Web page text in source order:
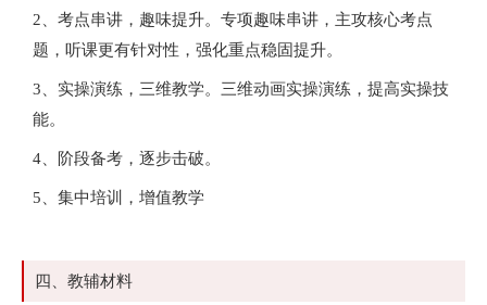
2、考点串讲，趣味提升。专项趣味串讲，主攻核心考点
题，听课更有针对性，强化重点稳固提升。
3、实操演练，三维教学。三维动画实操演练，提高实操技
能。
4、阶段备考，逐步击破。
5、集中培训，增值教学
四、教辅材料